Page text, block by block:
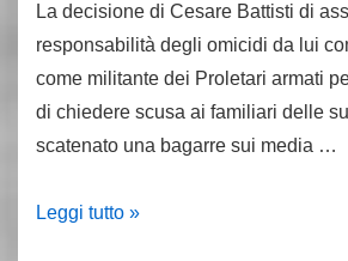
La decisione di Cesare Battisti di
responsabilità degli omicidi da lui
come militante dei Proletari armati
di chiedere scusa ai familiari delle
scatenato una bagarre sui media …
ILeggi tutto »